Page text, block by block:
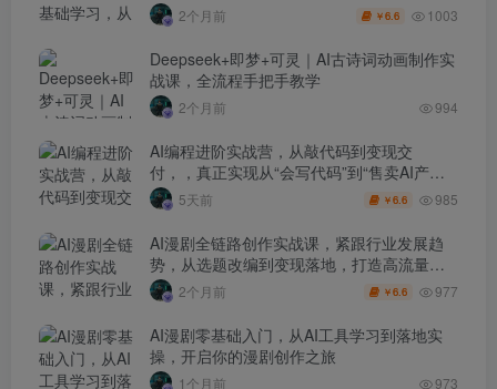
2个月前 ￥6.6 1003
Deepseek+即梦+可灵｜AI古诗词动画制作实
战课，全流程手把手教学
2个月前 994
AI编程进阶实战营，从敲代码到变现交
付，，真正实现从“会写代码”到“售卖AI产品
盈利”的跨越
5天前 ￥6.6 985
AI漫剧全链路创作实战课，紧跟行业发展趋
势，从选题改编到变现落地，打造高流量优
质作品2个月前 ￥6.6 977
AI漫剧零基础入门，从AI工具学习到落地实
操，开启你的漫剧创作之旅
1个月前 973